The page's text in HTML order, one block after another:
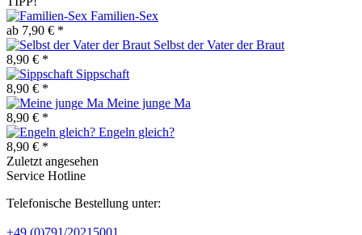
Familien-Sex
ab 7,90 € *
Selbst der Vater der Braut
8,90 € *
Sippschaft
8,90 € *
Meine junge Ma
8,90 € *
Engeln gleich?
8,90 € *
Zuletzt angesehen
Service Hotline
Telefonische Bestellung unter:
+49 (0)791/20215001